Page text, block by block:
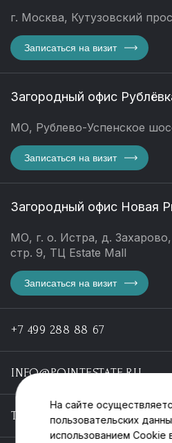
г. Москва, Кутузовский
Записаться на визит
Загородный офис
МО, Рублево-Успенское
Записаться на визит
Загородный офис Новая
МО, г. о. Истра, д.
стр. 9, ТЦ Estate Mall
Записаться на визит
+7 499 288 88 67
INFO@POINTESTATE.RU
TELEGRAM
На сайте
пользовательских
использованием Cookie